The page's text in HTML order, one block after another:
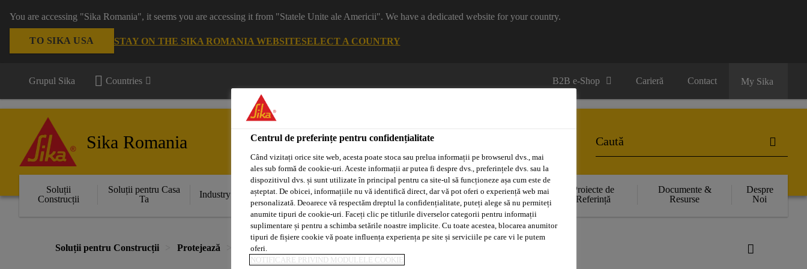
You are accessing "Sika Romania", it seems you are accessing it from "Statele Unite ale Americii". We have a dedicated website for your country.
TO SIKA USA STAY ON THE SIKA ROMANIA WEBSITESELECT A COUNTRY
Grupul Sika Countries B2B e-Shop Carieră Contact My Sika
Sika Romania
Soluții
Construcții
Soluții pentru Casa
Ta
Industry
Sisteme
Adeplast
Distribuitori/Aplicatori
Autorizați
Tehnologia
Purform®
Proiecte de
Referință
Documente &
Resurse
Despre
Noi
Soluții pentru Construcții Protejează Acoperisuri
Centrul de preferințe pentru confidențialitate
Când vizitați orice site web, acesta poate stoca sau prelua informații pe browserul dvs., mai
ales sub formă de cookie-uri. Aceste informații ar putea fi despre dvs., preferințele dvs. sau la
dispozitivul dvs. și sunt utilizate în principal pentru ca site-ul să funcționeze așa cum este de
așteptat. De obicei, informațiile nu vă identifică direct, dar vă pot oferi o experiență web mai
personalizată. Deoarece vă respectăm dreptul la confidențialitate, puteți alege să nu permiteți
anumite tipuri de cookie-uri. Faceți clic pe titlurile diverselor categorii pentru informații
suplimentare și pentru a schimba setările noastre implicite. Cu toate acestea, blocarea anumitor
tipuri de fișiere cookie vă poate influența experiența pe site și serviciile pe care vi le putem
oferi.
NOTIFICARE PRIVIND MODULELE COOKIE